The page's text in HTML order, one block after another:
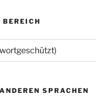
BEREICH
SPRACHEN